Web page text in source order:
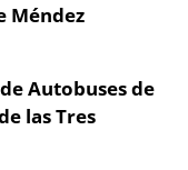
Méndez
Autobuses de
las Tres